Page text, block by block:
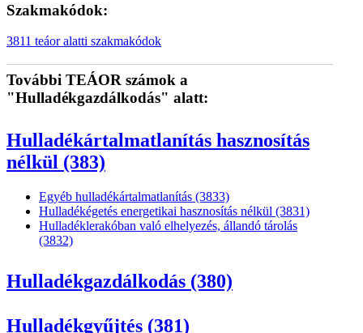
Szakmakódok:
3811 teáor alatti szakmakódok
További TEÁOR számok a
"Hulladékgazdálkodás" alatt:
Hulladékártalmatlanítás hasznosítás
nélkül (383)
Egyéb hulladékártalmatlanítás (3833)
Hulladékégetés energetikai hasznosítás nélkül (3831)
Hulladéklerakóban való elhelyezés, állandó tárolás
(3832)
Hulladékgazdálkodás (380)
Hulladékgyűjtés (381)